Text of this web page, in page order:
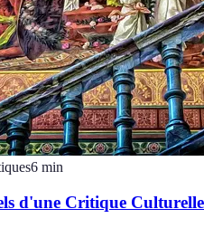
6 min
d'une Critique Culturelle